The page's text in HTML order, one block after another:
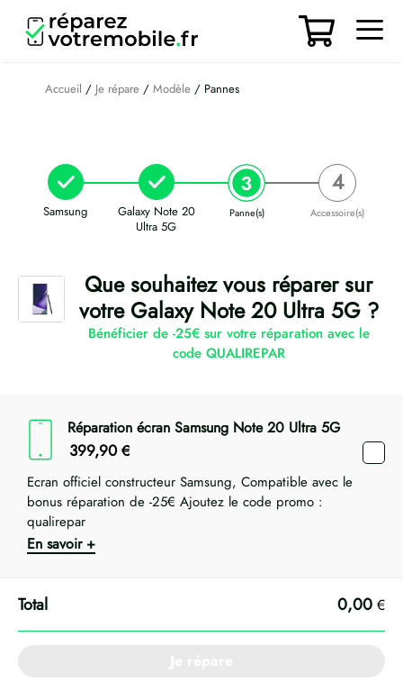
contenu
Accueil / Je répare / Modèle / Pannes
Samsung
Galaxy Note 20
Ultra 5G
Panne(s) Accessoire(s)
Que souhaitez vous réparer sur
votre Galaxy Note 20 Ultra 5G ?
Bénéficier de -25€ sur votre réparation avec le
code QUALIREPAR
Réparation écran Samsung Note 20 Ultra 5G
399,90 €
Ecran officiel constructeur Samsung, Compatible avec le
bonus réparation de -25€ Ajoutez le code promo :
qualirepar
En savoir +
0,00 €